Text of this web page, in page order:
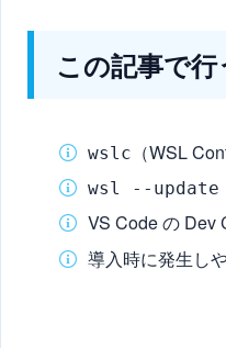
この記事で行
wslc （WSL
wsl --
VS Code の Dev
導入時に発生し